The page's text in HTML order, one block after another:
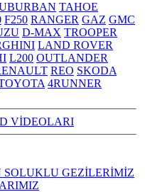
TAHOE
F250 RANGER GAZ GMC
D-MAX TROOPER
LAND ROVER
L200 OUTLANDER
REO SKODA
4RUNNER
VİDEOLARI
SOLUKLU GEZİLERİMİZ